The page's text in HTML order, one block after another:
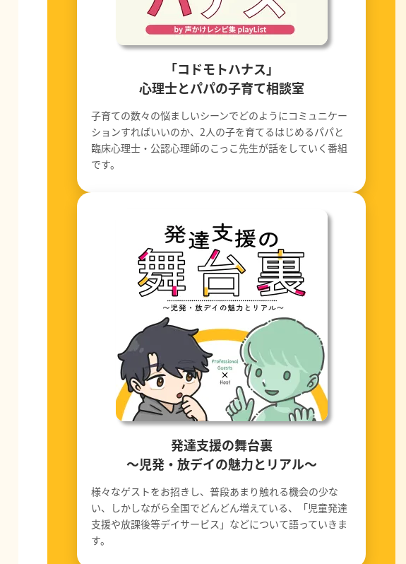
「コドモトハナス」
心理士とパパの子育て相談室
子育ての数々の悩ましいシーンでどのようにコミュニケー
ションすればいいのか、2人の子を育てるはじめるパパと
臨床心理士・公認心理師のこっこ先生が話をしていく番組
です。
発達支援の舞台裏
〜児発・放デイの魅力とリアル〜
様々なゲストをお招きし、普段あまり触れる機会の少な
い、しかしながら全国でどんどん増えている、「児童発達
支援や放課後等デイサービス」などについて語っていきま
す。